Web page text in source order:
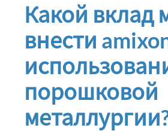
Какой вклад
внести
порошковой